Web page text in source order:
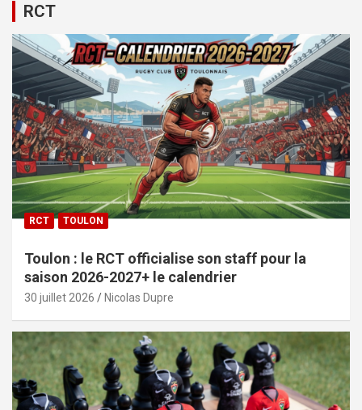
RCT
RCT TOULON
Toulon : le RCT officialise son staff pour la
saison 2026-2027+ le calendrier
30 juillet 2026 Nicolas Dupre